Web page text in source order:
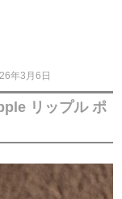
年3月6日
リップル ポ